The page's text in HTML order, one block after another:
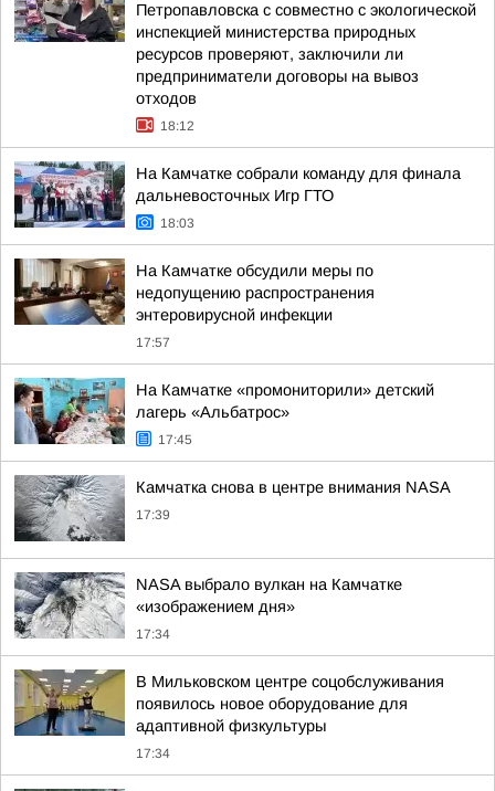
Петропавловска с совместно с экологической
инспекцией министерства природных
ресурсов проверяют, заключили ли
предприниматели договоры на вывоз
отходов
18:12
На Камчатке собрали команду для финала
дальневосточных Игр ГТО
18:03
На Камчатке обсудили меры по
недопущению распространения
энтеровирусной инфекции
17:57
На Камчатке «промониторили» детский
лагерь «Альбатрос»
17:45
Камчатка снова в центре внимания NASA
17:39
NASA выбрало вулкан на Камчатке
«изображением дня»
17:34
В Мильковском центре соцобслуживания
появилось новое оборудование для
адаптивной физкультуры
17:34